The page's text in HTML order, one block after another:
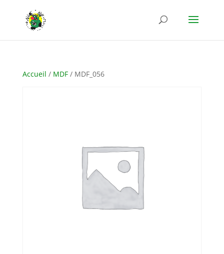
Accueil / MDF/ MDF_056